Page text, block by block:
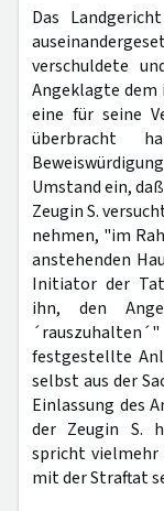
Das
verschuldete
Angeklagte
eine für seine
überbracht
Umstand ein,
Zeugin S.
nehmen, "im
anstehenden
Initiator der
ihn, den
festgestellte
selbst aus der
Einlassung des
der Zeugin S.
spricht vielmehr
mit der Straftat